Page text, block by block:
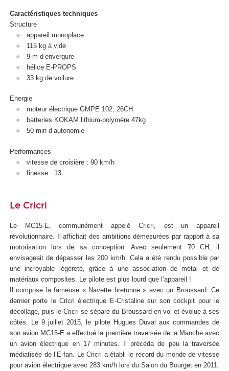
Caractéristiques techniques
Structure
appareil monoplace
115 kg à vide
9 m d’envergure
hélice E-PROPS
33 kg de voilure
Energie
moteur électrique GMPE 102, 26CH
batteries KOKAM lithium-polymère 47kg
50 min d’autonomie
Performances
vitesse de croisière : 90 km/h
finesse : 13
Le Cricri
Le MC15-E, communément appelé Cricri, est un appareil
révolutionnaire. Il affichait des ambitions démesurées par rapport à sa
motorisation lors de sa conception. Avec seulement 70 CH, il
envisageait de dépasser les 200 km/h. Cela a été rendu possible par
une incroyable légèreté, grâce à une association de métal et de
matériaux composites. Le pilote est plus lourd que l’appareil !
Il compose la fameuse « Navette bretonne » avec un Broussard. Ce
dernier porte le Cricri électrique E-Cristaline sur son cockpit pour le
décollage, puis le Cricri se sépare du Broussard en vol et évolue à ses
côtés. Le 9 juillet 2015, le pilote Hugues Duval aux commandes de
son avion MC15-E a effectué la première traversée de la Manche avec
un avion électrique en 17 minutes. Il précéda de peu la traversée
médiatisée de l’E-fan. Le Cricri a établi le record du monde de vitesse
pour avion électrique avec 283 km/h lors du Salon du Bourget en 2011.